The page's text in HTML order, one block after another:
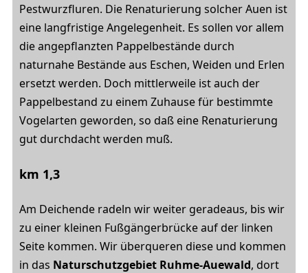
Pestwurzfluren. Die Renaturierung solcher Auen ist
eine langfristige Angelegenheit. Es sollen vor allem
die angepflanzten Pappelbestände durch
naturnahe Bestände aus Eschen, Weiden und Erlen
ersetzt werden. Doch mittlerweile ist auch der
Pappelbestand zu einem Zuhause für bestimmte
Vogelarten geworden, so daß eine Renaturierung
gut durchdacht werden muß.
km 1,3
Am Deichende radeln wir weiter geradeaus, bis wir
zu einer kleinen Fußgängerbrücke auf der linken
Seite kommen. Wir überqueren diese und kommen
in das Naturschutzgebiet Ruhme-Auewald, dort